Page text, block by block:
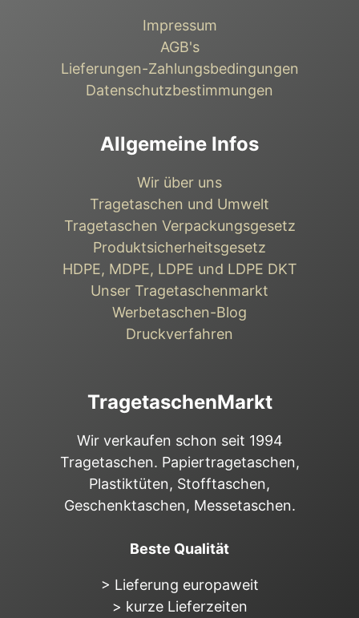
TragetaschenMarkt
Wir verkaufen schon seit 1994
Tragetaschen. Papiertragetaschen,
Plastiktüten, Stofftaschen,
Geschenktaschen, Messetaschen.
Beste Qualität
> Lieferung europaweit
> kurze Lieferzeiten
Impressum
AGB's
Lieferungen-Zahlungsbedingungen
Datenschutzbestimmungen
Allgemeine Infos
Wir über uns
Tragetaschen und Umwelt
Tragetaschen Verpackungsgesetz
Produktsicherheitsgesetz
HDPE, MDPE, LDPE und LDPE DKT
Unser Tragetaschenmarkt
Werbetaschen-Blog
Druckverfahren